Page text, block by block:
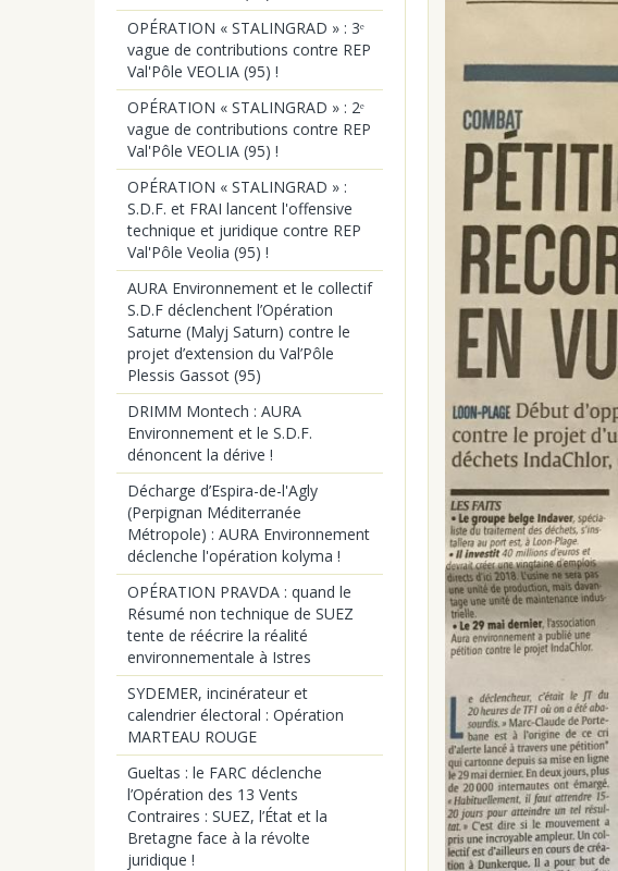
OPÉRATION « STALINGRAD » : 3ᵉ
vague de contributions contre REP
Val'Pôle VEOLIA (95) !
OPÉRATION « STALINGRAD » : 2ᵉ
vague de contributions contre REP
Val'Pôle VEOLIA (95) !
OPÉRATION « STALINGRAD » :
S.D.F. et FRAI lancent l'offensive
technique et juridique contre REP
Val'Pôle Veolia (95) !
AURA Environnement et le collectif
S.D.F déclenchent l’Opération
Saturne (Malyj Saturn) contre le
projet d’extension du Val’Pôle
Plessis Gassot (95)
DRIMM Montech : AURA
Environnement et le S.D.F.
dénoncent la dérive !
Décharge d’Espira-de-l'Agly
(Perpignan Méditerranée
Métropole) : AURA Environnement
déclenche l'opération kolyma !
OPÉRATION PRAVDA : quand le
Résumé non technique de SUEZ
tente de réécrire la réalité
environnementale à Istres
SYDEMER, incinérateur et
calendrier électoral : Opération
MARTEAU ROUGE
Gueltas : le FARC déclenche
l’Opération des 13 Vents
Contraires : SUEZ, l’État et la
Bretagne face à la révolte
juridique !